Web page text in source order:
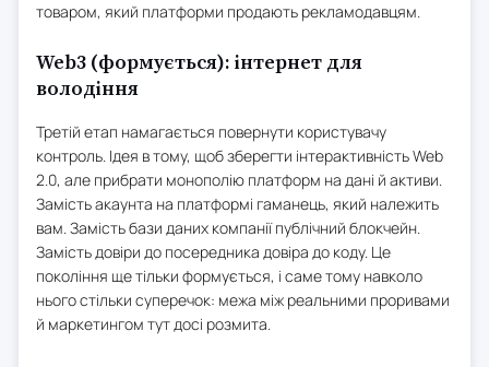
товаром, який платформи продають рекламодавцям.
Web3 (формується): інтернет для
володіння
Третій етап намагається повернути користувачу
контроль. Ідея в тому, щоб зберегти інтерактивність Web
2.0, але прибрати монополію платформ на дані й активи.
Замість акаунта на платформі гаманець, який належить
вам. Замість бази даних компанії публічний блокчейн.
Замість довіри до посередника довіра до коду. Це
покоління ще тільки формується, і саме тому навколо
нього стільки суперечок: межа між реальними проривами
й маркетингом тут досі розмита.